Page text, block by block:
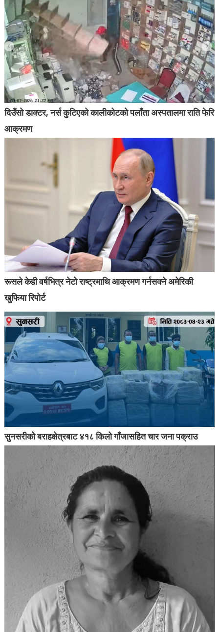
दिउँसो डाक्टर, नर्स कुटिएको कालीकोटको पलाँता अस्पतालमा राति फेरि
आक्रमण
रूसले केही वर्षभित्र नेटो राष्ट्रमाथि आक्रमण गर्नसक्ने अमेरिकी
खुफिया रिपोर्ट
सुनसरीको बराहक्षेत्रबाट ४१८ किलो गाँजासहित चार जना पक्राउ